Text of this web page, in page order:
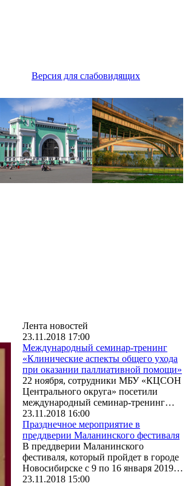
Версия для слабовидящих
Лента новостей
23.11.2018 17:00
Международный семинар-тренинг
«Клинические аспекты общего ухода
при оказании паллиативной помощи»
22 ноября, сотрудники МБУ «КЦСОН
Центрального округа» посетили
международный семинар-тренинг…
23.11.2018 16:00
Празднечное мероприятие в
преддверии Маланинского фестиваля
В преддверии Маланинского
фестиваля, который пройдет в городе
Новосибирске с 9 по 16 января 2019…
23.11.2018 15:00